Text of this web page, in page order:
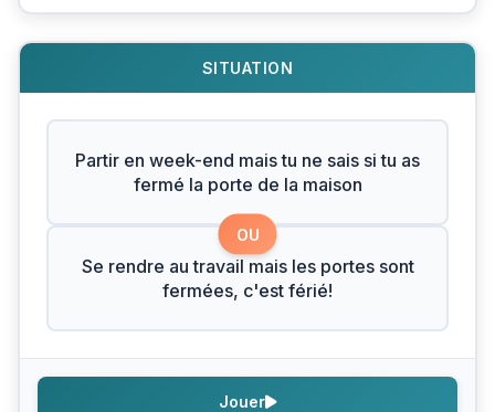
SITUATION
Partir en week-end mais tu ne sais si tu as
fermé la porte de la maison
OU
Se rendre au travail mais les portes sont
fermées, c'est férié!
Jouer